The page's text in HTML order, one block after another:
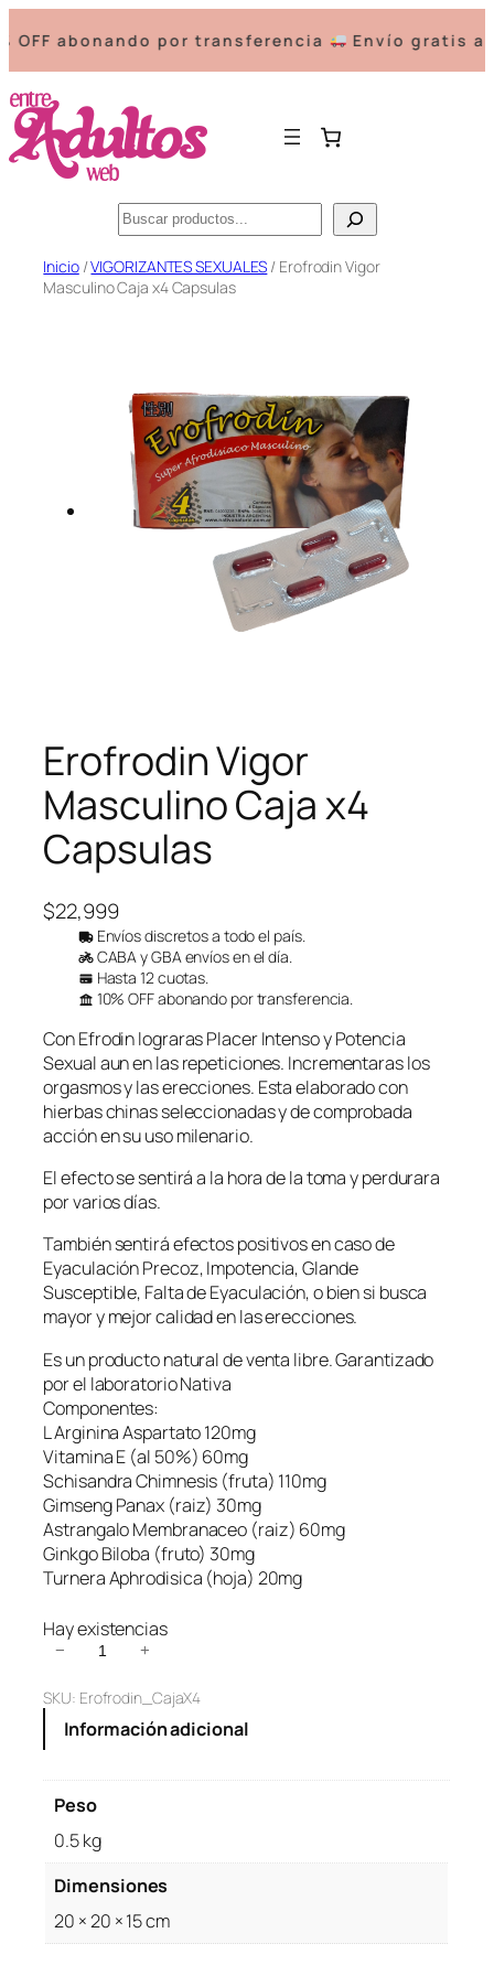
abonando por transferencia Envío gratis a
Buscar
SaltarInicio/VIGORIZANTES SEXUALES / Erofrodin Vigor
Masculino Caja x4 Capsulas
Erofrodin Vigor
Masculino Caja x4
Capsulas
$22,999
Envíos discretos a todo el país.
CABA y GBA envíos en el día.
Hasta 12 cuotas.
10% OFF abonando por transferencia.
Con Efrodin lograras Placer Intenso y Potencia
Sexual aun en las repeticiones. Incrementaras los
orgasmos y las erecciones. Esta elaborado con
hierbas chinas seleccionadas y de comprobada
acción en su uso milenario.
El efecto se sentirá a la hora de la toma y perdurara
por varios días.
También sentirá efectos positivos en caso de
Eyaculación Precoz, Impotencia, Glande
Susceptible, Falta de Eyaculación, o bien si busca
mayor y mejor calidad en las erecciones.
Es un producto natural de venta libre. Garantizado
por el laboratorio Nativa
Componentes:
L Arginina Aspartato 120mg
Vitamina E (al 50%) 60mg
Schisandra Chimnesis (fruta) 110mg
Gimseng Panax (raiz) 30mg
Astrangalo Membranaceo (raiz) 60mg
Ginkgo Biloba (fruto) 30mg
Turnera Aphrodisica (hoja) 20mg
Hay existencias
o
r
V
o
− +
SKU: Erofrodin_CajaX4
Información adicional
Peso
0.5 kg
Dimensiones
20 × 20 × 15 cm